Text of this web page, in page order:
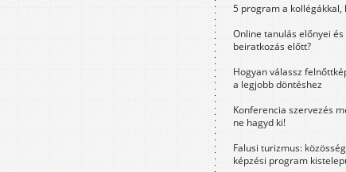
5 program a kollégákkal,
Online tanulás előnyei
beiratkozás előtt?
Hogyan válassz
a legjobb döntéshez
Konferencia szervezés
ne hagyd ki!
Falusi turizmus:
képzési program